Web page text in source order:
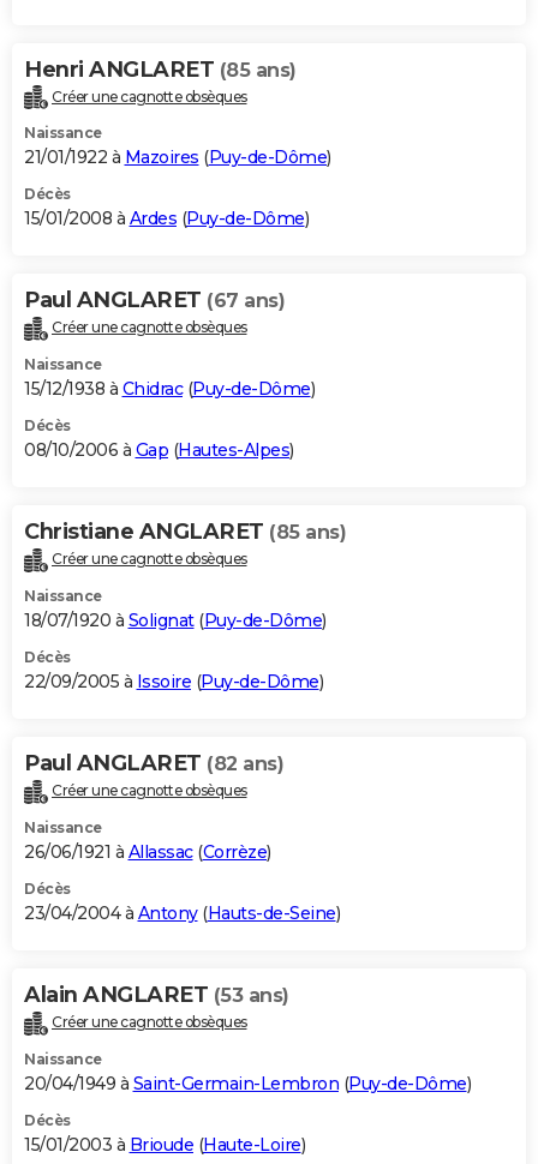
Henri ANGLARET (85 ans)
Créer une cagnotte obsèques
Naissance
21/01/1922 à Mazoires (Puy-de-Dôme)
Décès
15/01/2008 à Ardes (Puy-de-Dôme)
Paul ANGLARET (67 ans)
Créer une cagnotte obsèques
Naissance
15/12/1938 à Chidrac(Puy-de-Dôme)
Décès
08/10/2006 à Gap (Hautes-Alpes)
Christiane ANGLARET (85 ans)
Créer une cagnotte obsèques
Naissance
18/07/1920 à Solignat(Puy-de-Dôme)
Décès
22/09/2005 à Issoire (Puy-de-Dôme)
Paul ANGLARET (82 ans)
Créer une cagnotte obsèques
Naissance
26/06/1921 à Allassac(Corrèze)
Décès
23/04/2004 à Antony(Hauts-de-Seine)
Alain ANGLARET (53 ans)
Créer une cagnotte obsèques
Naissance
20/04/1949 à Saint-Germain-Lembron (Puy-de-Dôme)
Décès
15/01/2003 à Brioude (Haute-Loire)